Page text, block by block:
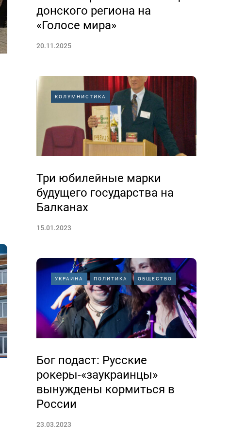
донского региона на
«Голосе мира»
20.11.2025
КОЛУМНИСТИКА
Три юбилейные марки
будущего государства на
Балканах
15.01.2023
УКРАИНА ПОЛИТИКА ОБЩЕСТВО
Бог подаст: Русские
рокеры-«заукраинцы»
вынуждены кормиться в
России
23.03.2023